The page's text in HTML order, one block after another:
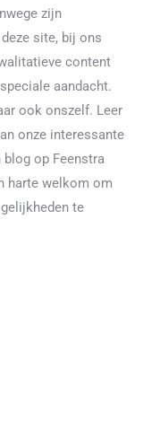
zijn
site, bij ons
content
aandacht.
ook onszelf. Leer
onze interessante
op Feenstra
harte welkom om
te